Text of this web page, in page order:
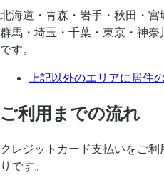
北海道・青森・岩手・秋田・宮
群馬・埼玉・千葉・東京・神
です。
上記以外のエリアに居住
ご利用までの流れ
クレジットカード支払いをご
りです。